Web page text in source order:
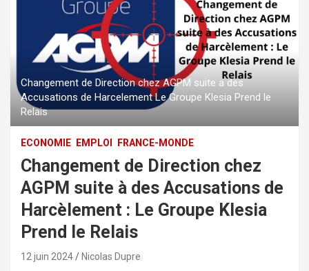
Changement de Direction chez AGPM suite a des
Accusations de Harcelement Le Groupe Klesia Prend le
Relais
ECONOMIE EMPLOI FRANCE-MONDE
Changement de Direction chez
AGPM suite à des Accusations de
Harcèlement : Le Groupe Klesia
Prend le Relais
12 juin 2024 Nicolas Dupre